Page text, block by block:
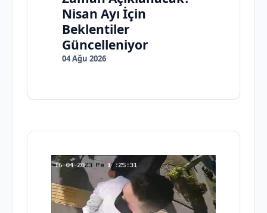
Nisan Ayı İçin
Beklentiler
Güncelleniyor
04 Ağu 2026